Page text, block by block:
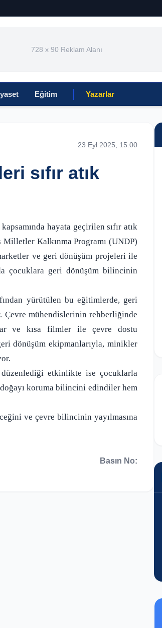
728 x 90 Reklam Alanı
Eğitim Yazarlar
23 Eyl 2025, 15:00
sıfır atık
hayata geçirilen sıfır atık
Kalkınma Programı (UNDP)
ve geri dönüşüm projeleri ile
çocuklara geri dönüşüm bilincinin
yürütülen bu eğitimlerde, geri
Çevre mühendislerinin rehberliğinde
ve kısa filmler ile çevre dostu
dönüşüm ekipmanlarıyla, minikler
etkinlikte ise çocuklarla
koruma bilincini edindiler hem
ve çevre bilincinin yayılmasına
Basın No: